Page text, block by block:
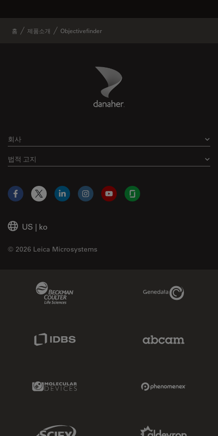
홈 제품소개 Objectivefinder
Danaher Logo
회사
법적 고지
US | ko
© 2026 Leica Microsystems
Facebook
X LinkedInInstagramYouTubeGlassdoor
Genedata Link
Molecular Devices Link
Sciex Link